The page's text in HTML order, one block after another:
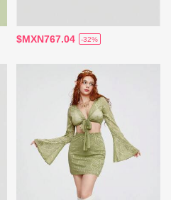
$MXN767.04 -32%